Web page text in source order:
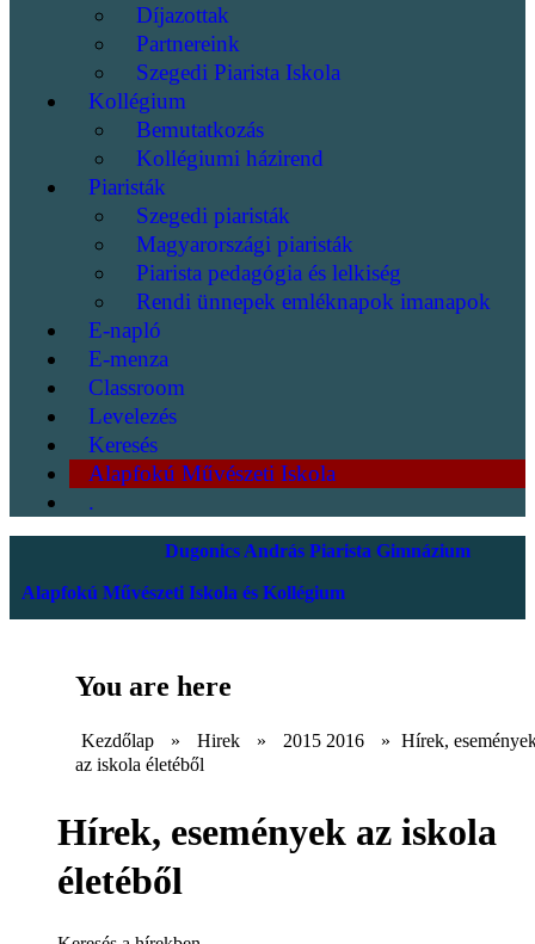
Díjazottak
Partnereink
Szegedi Piarista Iskola
Kollégium
Bemutatkozás
Kollégiumi házirend
Piaristák
Szegedi piaristák
Magyarországi piaristák
Piarista pedagógia és lelkiség
Rendi ünnepek emléknapok imanapok
E-napló
E-menza
Classroom
Levelezés
Keresés
Alapfokú Művészeti Iskola
.
Dugonics András Piarista Gimnázium
Alapfokú Művészeti Iskola és Kollégium
You are here
Kezdőlap » Hirek » 2015 2016 » Hírek,
az iskola életéből
Hírek, események az iskola
életéből